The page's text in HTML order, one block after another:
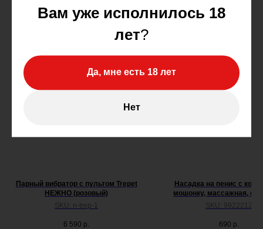
Вам уже исполнилось 18
лет?
Да, мне есть 18 лет
Нет
Парный вибратор с пультом Trepet
НЕЖНО (розовый)
SKU: n-trep-1
6 590 р.
Насадка на пенис с
мошонку, массажная,
черный
SKU: 9922212
690 р.